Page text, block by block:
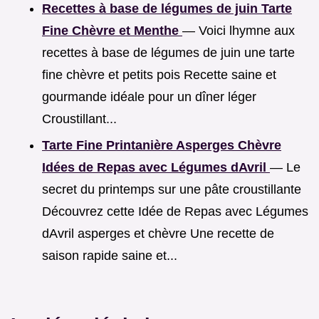
Recettes à base de légumes de juin Tarte
Fine Chèvre et Menthe — Voici lhymne aux
recettes à base de légumes de juin une tarte
fine chèvre et petits pois Recette saine et
gourmande idéale pour un dîner léger
Croustillant...
Tarte Fine Printanière Asperges Chèvre
Idées de Repas avec Légumes dAvril — Le
secret du printemps sur une pâte croustillante
Découvrez cette Idée de Repas avec Légumes
dAvril asperges et chèvre Une recette de
saison rapide saine et...